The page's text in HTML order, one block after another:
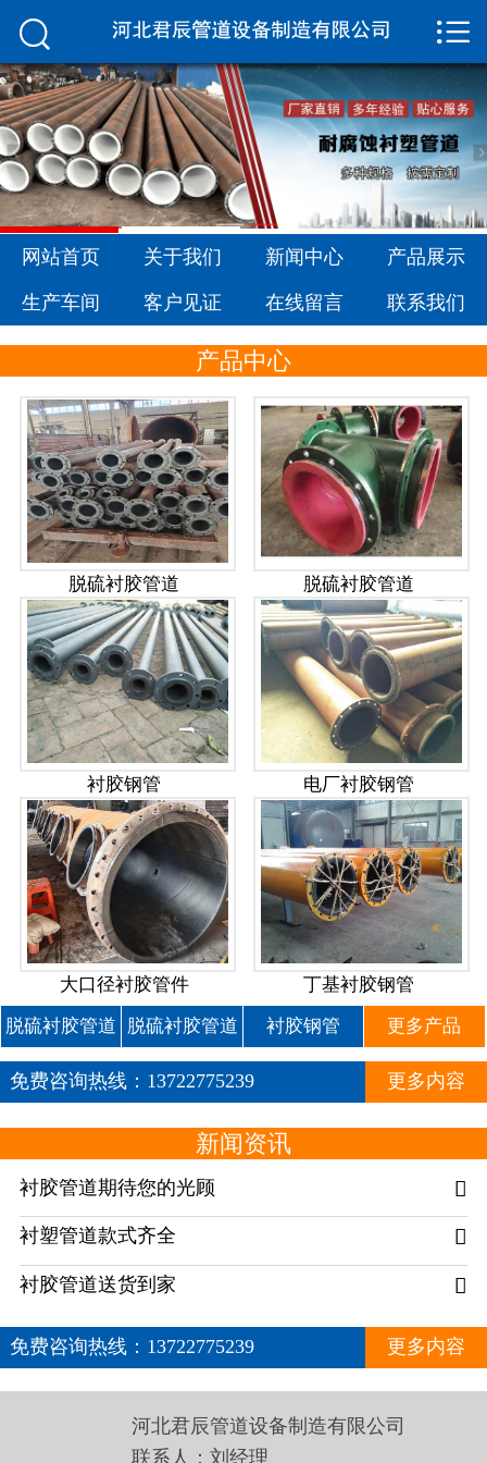
 网站首页
关于我们
新闻中心
生产车间
客户见证
联系我们


网站首页 关于我们 新闻中心 产品展示
生产车间 客户见证 在线留言 联系我们
产品中心
脱硫衬胶管道 脱硫衬胶管道
衬胶钢管 电厂衬胶钢管
大口径衬胶管件 丁基衬胶钢管
脱硫衬胶管道 脱硫衬胶管道 衬胶钢管 更多产品
免费咨询热线： 13722775239 更多内容
新闻资讯
衬胶管道期待您的光顾 
衬塑管道款式齐全 
衬胶管道送货到家 
免费咨询热线： 13722775239 更多内容
河北君辰管道设备制造有限公司
联系人：刘经理